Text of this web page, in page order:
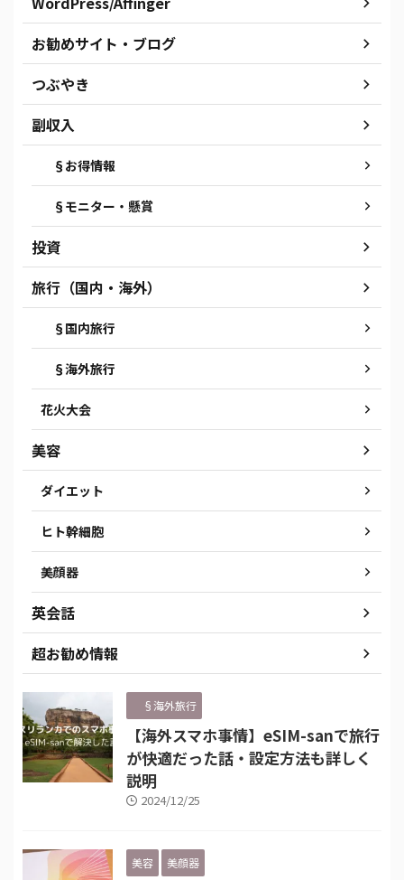
お勧めサイト・ブログ
つぶやき
副収入
§お得情報
§モニター・懸賞
投資
旅行（国内・海外）
§国内旅行
§海外旅行
花火大会
美容
ダイエット
ヒト幹細胞
美顔器
英会話
超お勧め情報
§海外旅行
【海外スマホ事情】eSIM-sanで旅行
が快適だった話・設定方法も詳しく
説明
2024/12/25
美容 美顔器